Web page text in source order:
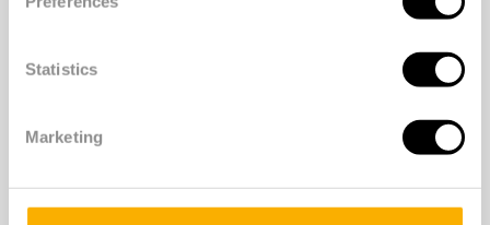
Statistics
Marketing
voor kerstballen van BeterBalletje. Dit zijn
kerstbomen van vorig jaar. De naalden zijn
biologisch afbreekbaar plastic op basis